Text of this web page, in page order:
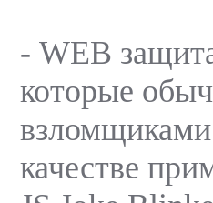
- WEB
которые
качестве